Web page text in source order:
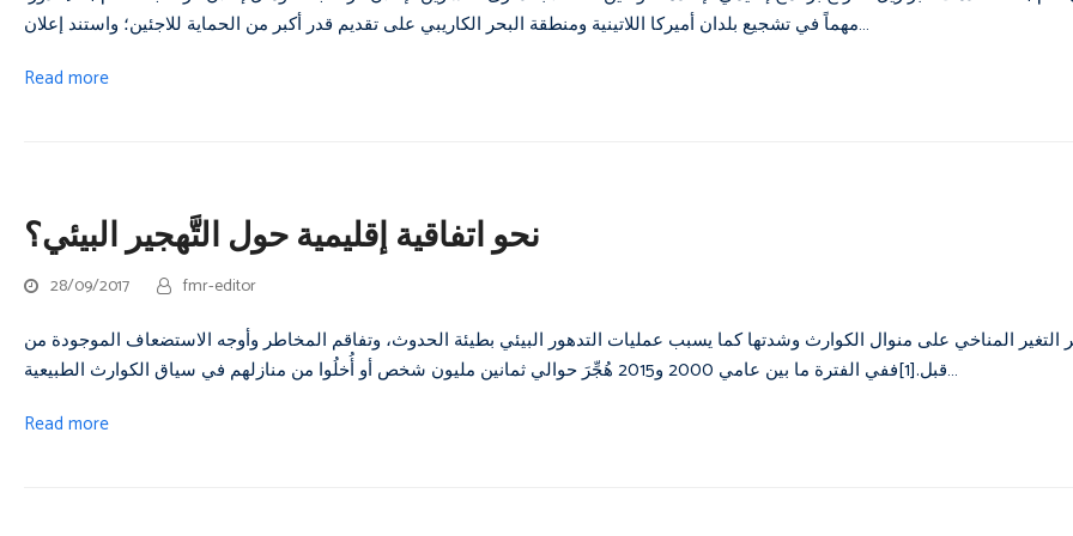
مهماً في تشجيع بلدان أميركا اللاتينية ومنطقة البحر الكاريبي على تقديم قدر أكبر من الحماية للاجئين؛ واستند إعلان…
Read more
نحو اتفاقية إقليمية حول التَّهجير البيئي؟
28/09/2017 fmr-editor
التغير المناخي على منوال الكوارث وشدتها كما يسبب عمليات التدهور البيئي بطيئة الحدوث، وتفاقم المخاطر وأوجه الاستضعاف الموجودة من
قبل.[1]ففي الفترة ما بين عامي 2000 و2015 هُجِّرَ حوالي ثمانين مليون شخص أو أُخلُوا من منازلهم في سياق الكوارث الطبيعية…
Read more